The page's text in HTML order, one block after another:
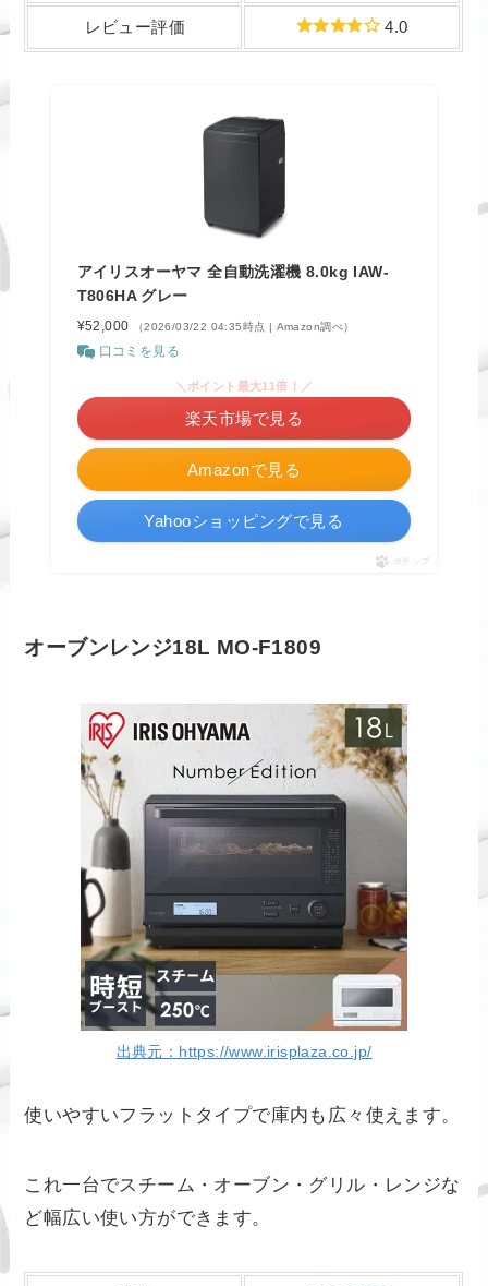
レビュー評価 4.0
アイリスオーヤマ 全自動洗濯機 8.0kg IAW-
T806HA グレー
¥52,000 （2026/03/22 04:35時点 | Amazon調べ）
口コミを見る
Amazonで見る
＼ポイント最大11倍！／
楽天市場で見る
Yahooショッピングで見る
ポチップ
オーブンレンジ18L MO-F1809
出典元：https://www.irisplaza.co.jp/
使いやすいフラットタイプで庫内も広々使えます。
これ一台でスチーム・オーブン・グリル・レンジな
ど幅広い使い方ができます。